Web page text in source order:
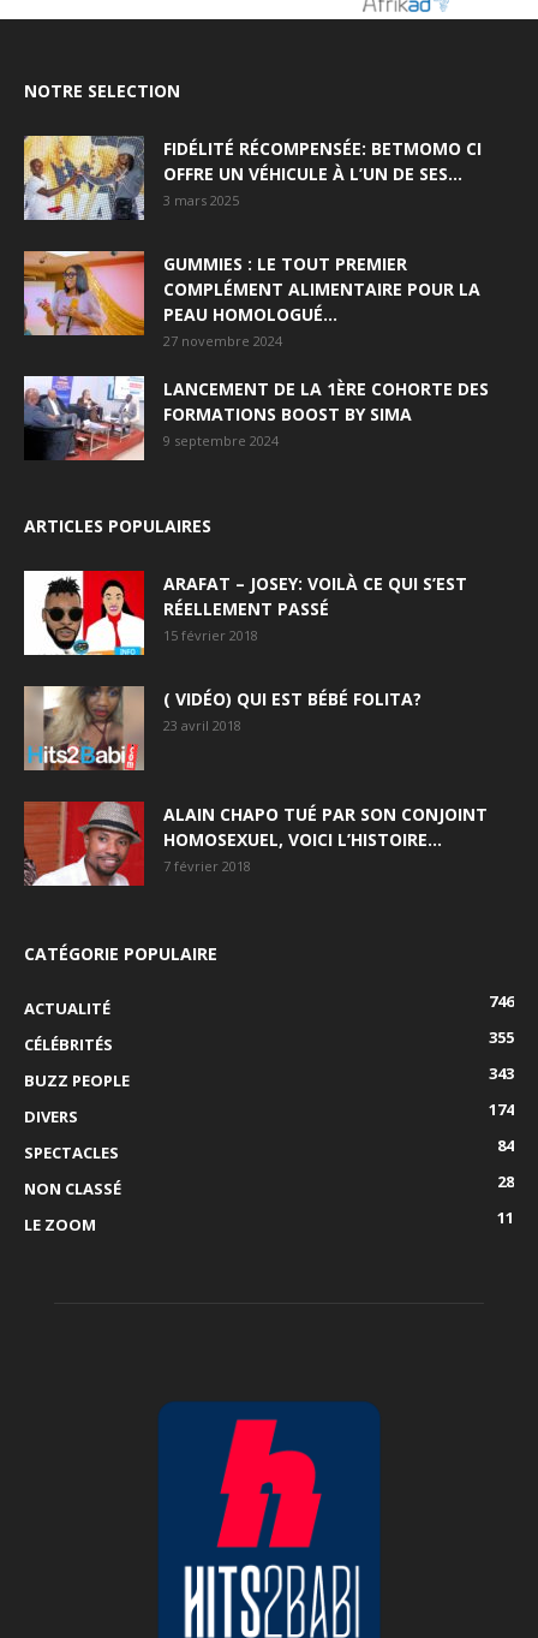
NOTRE SELECTION
FIDÉLITÉ RÉCOMPENSÉE: BETMOMO CI
OFFRE UN VÉHICULE À L’UN DE SES...
3 mars 2025
GUMMIES : LE TOUT PREMIER
COMPLÉMENT ALIMENTAIRE POUR LA
PEAU HOMOLOGUÉ...
27 novembre 2024
LANCEMENT DE LA 1ÈRE COHORTE DES
FORMATIONS BOOST BY SIMA
9 septembre 2024
ARTICLES POPULAIRES
ARAFAT – JOSEY: VOILÀ CE QUI S’EST
RÉELLEMENT PASSÉ
15 février 2018
( VIDÉO) QUI EST BÉBÉ FOLITA?
23 avril 2018
ALAIN CHAPO TUÉ PAR SON CONJOINT
HOMOSEXUEL, VOICI L’HISTOIRE…
7 février 2018
CATÉGORIE POPULAIRE
ACTUALITÉ
746
CÉLÉBRITÉS
355
BUZZ PEOPLE
343
DIVERS
174
SPECTACLES
84
NON CLASSÉ
28
LE ZOOM
11